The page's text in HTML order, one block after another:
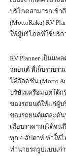
บริโภคสามารถเข้า
(MottoRaka) RV
ให้ผู้บริโภคที่ใช้บริก
RV Planner เป็นแ
รถยนต์ ที่เก็บรวบร
โต้อ๊อคชั่น (Motto
บริษัทเครือมอตโต้
ของรถยนต์ให้แก่ผู้
ของรถยนต์แต่ละคัน
เทียบราคารถได้จน
ทุก 4 สัปดาห์ ทำใ้ห้
ทำนายรถรูปแบบเก่